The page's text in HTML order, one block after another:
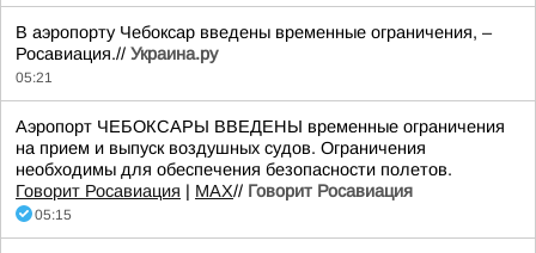
В аэропорту Чебоксар введены временные ограничения, –
Росавиация.// Украина.ру
05:21
Аэропорт ЧЕБОКСАРЫ ВВЕДЕНЫ временные ограничения
на прием и выпуск воздушных судов. Ограничения
необходимы для обеспечения безопасности полетов.
Говорит Росавиация | MАХ// Говорит Росавиация
05:15